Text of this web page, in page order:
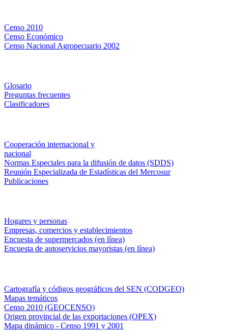
Censo 2010
Censo Económico
Censo Nacional Agropecuario 2002
Glosario
Preguntas frecuentes
Clasificadores
Cooperación internacional y
nacional
Normas Especiales para la difusión de datos (SDDS)
Reunión Especializada de Estadísticas del Mercosur
Publicaciones
Hogares y personas
Empresas, comercios y establecimientos
Encuesta de supermercados (en línea)
Encuesta de autoservicios mayoristas (en línea)
Cartografía y códigos geográficos del SEN (CODGEO)
Mapas temáticos
Censo 2010 (GEOCENSO)
Origen provincial de las exportaciones (OPEX)
Mapa dinámico - Censo 1991 y 2001